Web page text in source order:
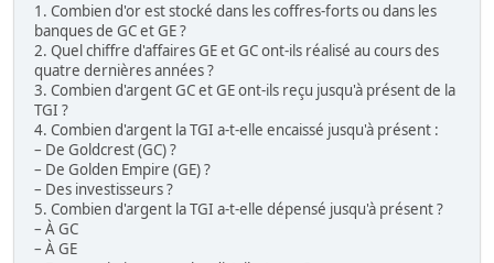
1. Combien d'or est stocké dans les coffres-forts ou dans les
banques de GC et GE ?
2. Quel chiffre d'affaires GE et GC ont-ils réalisé au cours des
quatre dernières années ?
3. Combien d'argent GC et GE ont-ils reçu jusqu'à présent de la
TGI ?
4. Combien d'argent la TGI a-t-elle encaissé jusqu'à présent :
– De Goldcrest (GC) ?
– De Golden Empire (GE) ?
– Des investisseurs ?
5. Combien d'argent la TGI a-t-elle dépensé jusqu'à présent ?
– À GC
– À GE